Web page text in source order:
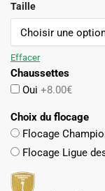
79.90€.
Taille
Effacer
Chaussettes
Oui +8.00€
Choix du flocage
Flocage
Flocage Ligue